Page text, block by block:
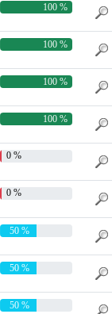
100 %
100 %
100 %
100 %
0 %
0 %
50 %
50 %
50 %